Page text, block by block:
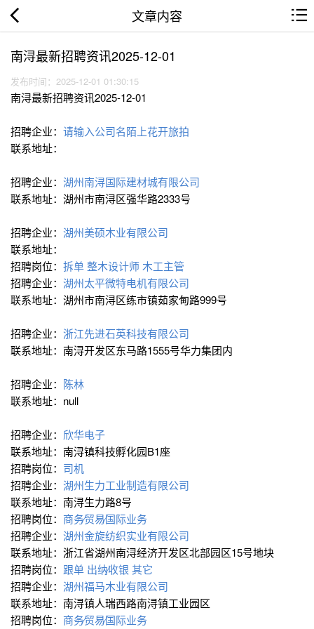
文章内容
南浔最新招聘资讯2025-12-01
发布时间：2025-12-01 01:30:15
南浔最新招聘资讯2025-12-01
招聘企业： 请输入公司名陌上花开旅拍
联系地址：
招聘企业： 湖州南浔国际建材城有限公司
联系地址：湖州市南浔区强华路2333号
招聘企业： 湖州美硕木业有限公司
联系地址：
招聘岗位： 拆单整木设计师 木工主管
招聘企业： 湖州太平微特电机有限公司
联系地址：湖州市南浔区练市镇茹家甸路999号
招聘企业： 浙江先进石英科技有限公司
联系地址：南浔开发区东马路1555号华力集团内
招聘企业： 陈林
联系地址：null
招聘企业： 欣华电子
联系地址：南浔镇科技孵化园B1座
招聘岗位： 司机
招聘企业： 湖州生力工业制造有限公司
联系地址：南浔生力路8号
招聘岗位： 商务∕贸易∕国际业务
招聘企业： 湖州金旋纺织实业有限公司
联系地址：浙江省湖州南浔经济开发区北部园区15号地块
招聘岗位： 跟单 出纳∕收银 其它
招聘企业： 湖州福马木业有限公司
联系地址：南浔镇人瑞西路南浔镇工业园区
招聘岗位： 商务∕贸易∕国际业务